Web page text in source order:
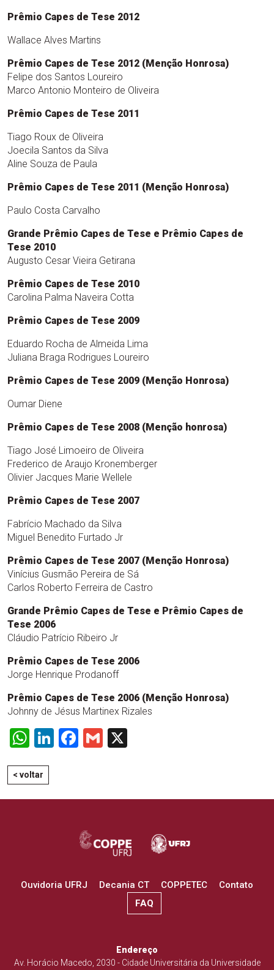
Prêmio Capes de Tese 2012
Wallace Alves Martins
Prêmio Capes de Tese 2012 (Menção Honrosa)
Felipe dos Santos Loureiro
Marco Antonio Monteiro de Oliveira
Prêmio Capes de Tese 2011
Tiago Roux de Oliveira
Joecila Santos da Silva
Aline Souza de Paula
Prêmio Capes de Tese 2011 (Menção Honrosa)
Paulo Costa Carvalho
Grande Prêmio Capes de Tese e Prêmio Capes de
Tese 2010
Augusto Cesar Vieira Getirana
Prêmio Capes de Tese 2010
Carolina Palma Naveira Cotta
Prêmio Capes de Tese 2009
Eduardo Rocha de Almeida Lima
Juliana Braga Rodrigues Loureiro
Prêmio Capes de Tese 2009 (Menção Honrosa)
Oumar Diene
Prêmio Capes de Tese 2008 (Menção honrosa)
Tiago José Limoeiro de Oliveira
Frederico de Araujo Kronemberger
Olivier Jacques Marie Wellele
Prêmio Capes de Tese 2007
Fabrício Machado da Silva
Miguel Benedito Furtado Jr
Prêmio Capes de Tese 2007 (Menção Honrosa)
Vinícius Gusmão Pereira de Sá
Carlos Roberto Ferreira de Castro
Grande Prêmio Capes de Tese e Prêmio Capes de
Tese 2006
Cláudio Patrício Ribeiro Jr
Prêmio Capes de Tese 2006
Jorge Henrique Prodanoff
Prêmio Capes de Tese 2006 (Menção Honrosa)
Johnny de Jésus Martinex Rizales
WhatsApp
LinkedIn
Facebook
Gmail
< voltar
Ouvidoria UFRJ Decania CT COPPETEC
Contato
FAQ
Endereço
Av. Horácio Macedo, 2030 - Cidade Universitária da Universidade